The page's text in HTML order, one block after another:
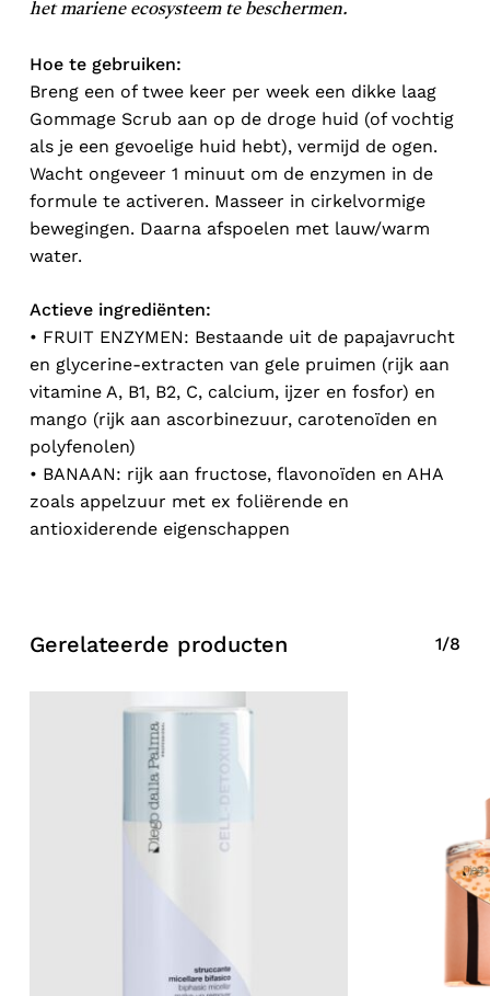
het mariene ecosysteem te beschermen.
Hoe te gebruiken:
Breng een of twee keer per week een dikke laag
Gommage Scrub aan op de droge huid (of vochtig
als je een gevoelige huid hebt), vermijd de ogen.
Wacht ongeveer 1 minuut om de enzymen in de
formule te activeren. Masseer in cirkelvormige
bewegingen. Daarna afspoelen met lauw/warm
water.
Actieve ingrediënten:
• FRUIT ENZYMEN: Bestaande uit de papajavrucht
en glycerine-extracten van gele pruimen (rijk aan
vitamine A, B1, B2, C, calcium, ijzer en fosfor) en
mango (rijk aan ascorbinezuur, carotenoïden en
polyfenolen)
• BANAAN: rijk aan fructose, flavonoïden en AHA
zoals appelzuur met ex foliërende en
antioxiderende eigenschappen
Gerelateerde producten 1/8